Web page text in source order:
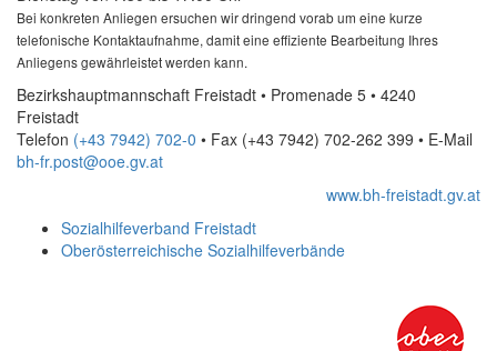
Bei konkreten Anliegen ersuchen wir dringend vorab um eine kurze
telefonische Kontaktaufnahme, damit eine effiziente Bearbeitung Ihres
Anliegens gewährleistet werden kann.
Bezirkshauptmannschaft Freistadt • Promenade 5 • 4240
Freistadt
Telefon (+43 7942) 702-0 • Fax (+43 7942) 702-262 399 • E-Mail
bh-fr.post@ooe.gv.at
www.bh-freistadt.gv.at
Sozialhilfeverband Freistadt
Oberösterreichische Sozialhilfeverbände